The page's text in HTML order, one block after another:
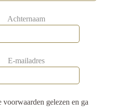
Achternaam
E-mailadres
voorwaarden gelezen en ga